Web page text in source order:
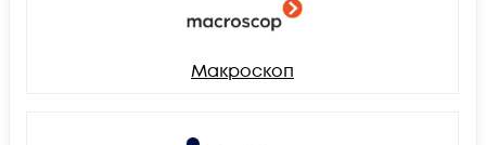
Макроскоп